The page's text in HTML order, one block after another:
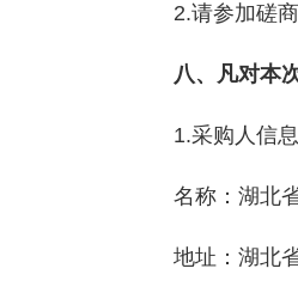
2.请参加磋
八、凡对本
1.采购人信息
名称：湖北
地址：湖北